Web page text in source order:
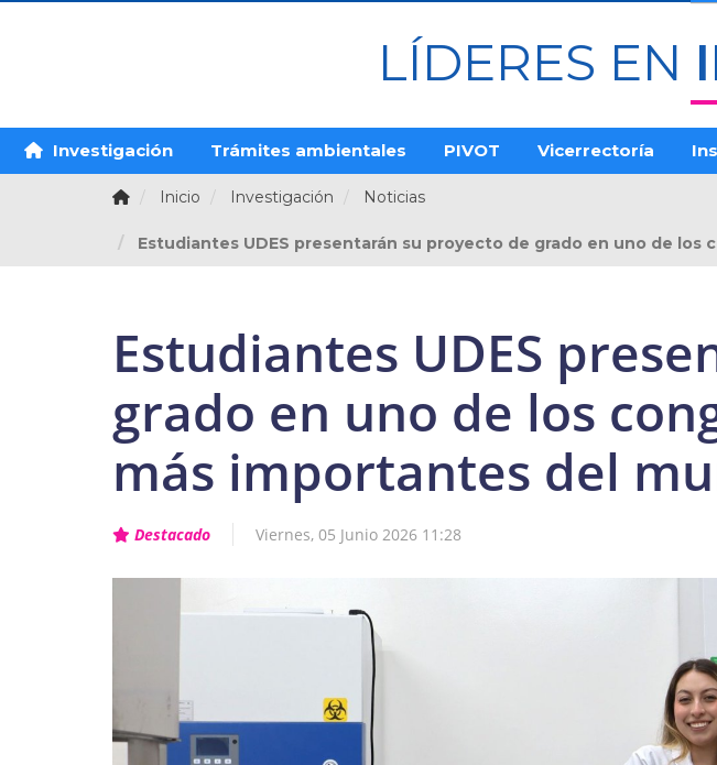
LÍDERES EN
Investigación Trámites ambientales PIVOT Vicerrectoría
Inicio Investigación Noticias
Estudiantes UDES presentarán su proyecto de grado en uno de
Estudiantes UDES
grado en uno de los
más importantes del
Destacado Viernes, 05 Junio 2026 11:28